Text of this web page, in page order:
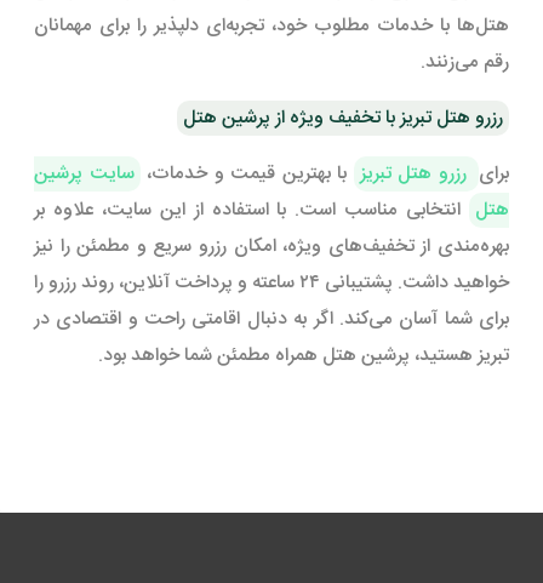
هتل‌ها با خدمات مطلوب خود، تجربه‌ای دلپذیر را برای مهمانان
رقم می‌زنند.
رزرو هتل تبریز با تخفیف ویژه از پرشین هتل
برای رزرو هتل تبریز با بهترین قیمت و خدمات، سایت پرشین
هتل انتخابی مناسب است. با استفاده از این سایت، علاوه بر
بهره‌مندی از تخفیف‌های ویژه، امکان رزرو سریع و مطمئن را نیز
خواهید داشت. پشتیبانی ۲۴ ساعته و پرداخت آنلاین، روند رزرو را
برای شما آسان می‌کند. اگر به دنبال اقامتی راحت و اقتصادی در
تبریز هستید، پرشین هتل همراه مطمئن شما خواهد بود.